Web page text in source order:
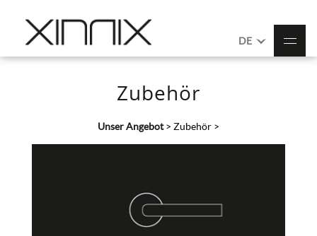
DE
Zubehör
Unser Angebot> Zubehör >